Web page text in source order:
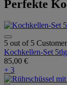
Perfekte
5 out of 5
Kochkellen-Set
85,00 €
+ 3